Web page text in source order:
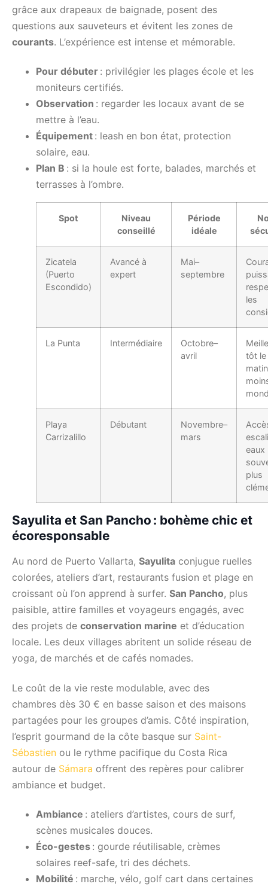
grâce aux drapeaux de baignade, posent des
questions aux sauveteurs et évitent les zones de
courants. L’expérience est intense et mémorable.
Pour débuter : privilégier les plages école et les
moniteurs certifiés.
Observation : regarder les locaux avant de se
mettre à l’eau.
Équipement : leash en bon état, protection
solaire, eau.
Plan B : si la houle est forte, balades, marchés et
terrasses à l’ombre.
Spot
Niveau
conseillé
Période
idéale
Zicatela
(Puerto
Escondido)
Avancé à
expert
Mai–
septembre
les
La Punta Intermédiaire
Octobre–
avril
tôt le
Playa
Carrizalillo
Débutant
Novembre–
mars
eaux
plus
Sayulita et San Pancho : bohème chic et
écoresponsable
Au nord de Puerto Vallarta, Sayulita conjugue ruelles
colorées, ateliers d’art, restaurants fusion et plage en
croissant où l’on apprend à surfer. San Pancho, plus
paisible, attire familles et voyageurs engagés, avec
des projets de conservation marine et d’éducation
locale. Les deux villages abritent un solide réseau de
yoga, de marchés et de cafés nomades.
Le coût de la vie reste modulable, avec des
chambres dès 30 € en basse saison et des maisons
partagées pour les groupes d’amis. Côté inspiration,
l’esprit gourmand de la côte basque sur Saint-
Sébastien ou le rythme pacifique du Costa Rica
autour de Sámara offrent des repères pour calibrer
ambiance et budget.
Ambiance : ateliers d’artistes, cours de surf,
scènes musicales douces.
Éco-gestes : gourde réutilisable, crèmes
solaires reef-safe, tri des déchets.
Mobilité : marche, vélo, golf cart dans certaines